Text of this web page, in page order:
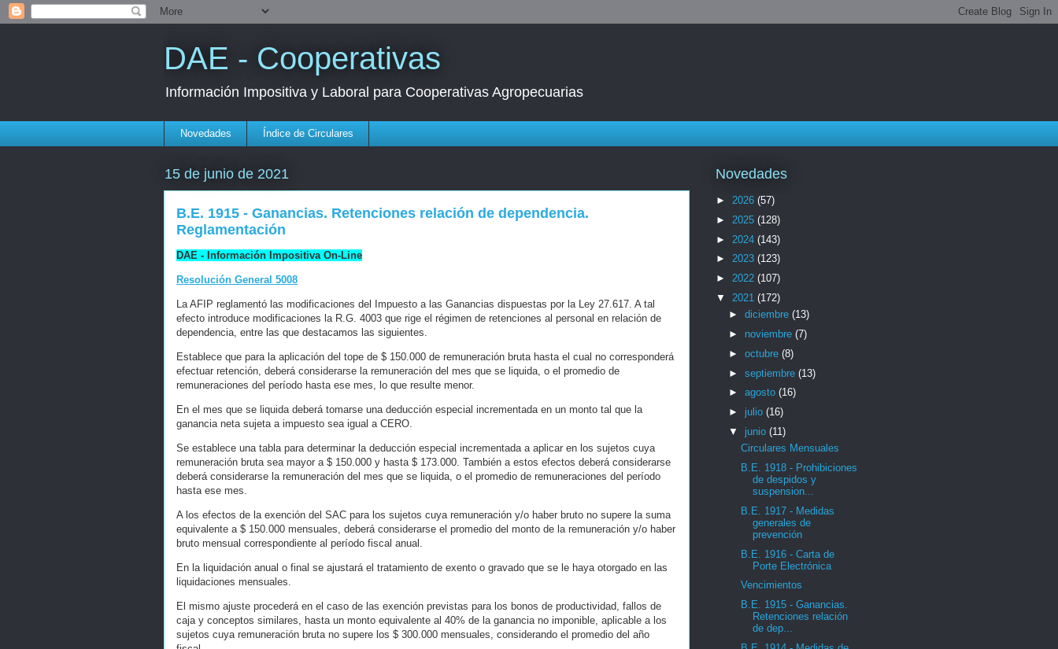
DAE - Cooperativas
Información Impositiva y Laboral para Cooperativas Agropecuarias
Novedades Índice de Circulares
15 de junio de 2021
B.E. 1915 - Ganancias. Retenciones relación de dependencia.
Reglamentación
DAE - Información Impositiva On-Line
Resolución General 5008
La AFIP reglamentó las modificaciones del Impuesto a las Ganancias dispuestas por la Ley 27.617. A tal
efecto introduce modificaciones la R.G. 4003 que rige el régimen de retenciones al personal en relación de
dependencia, entre las que destacamos las siguientes.
Establece que para la aplicación del tope de $ 150.000 de remuneración bruta hasta el cual no corresponderá
efectuar retención, deberá considerarse la remuneración del mes que se liquida, o el promedio de
remuneraciones del período hasta ese mes, lo que resulte menor.
En el mes que se liquida deberá tomarse una deducción especial incrementada en un monto tal que la
ganancia neta sujeta a impuesto sea igual a CERO.
Se establece una tabla para determinar la deducción especial incrementada a aplicar en los sujetos cuya
remuneración bruta sea mayor a $ 150.000 y hasta $ 173.000. También a estos efectos deberá considerarse
deberá considerarse la remuneración del mes que se liquida, o el promedio de remuneraciones del período
hasta ese mes.
A los efectos de la exención del SAC para los sujetos cuya remuneración y/o haber bruto no supere la suma
equivalente a $ 150.000 mensuales, deberá considerarse el promedio del monto de la remuneración y/o haber
bruto mensual correspondiente al período fiscal anual.
En la liquidación anual o final se ajustará el tratamiento de exento o gravado que se le haya otorgado en las
liquidaciones mensuales.
El mismo ajuste procederá en el caso de las exención previstas para los bonos de productividad, fallos de
caja y conceptos similares, hasta un monto equivalente al 40% de la ganancia no imponible, aplicable a los
sujetos cuya remuneración bruta no supere los $ 300.000 mensuales, considerando el promedio del año
Novedades
► 2026 (57)
► 2025 (128)
► 2024 (143)
► 2023 (123)
► 2022 (107)
▼ 2021 (172)
► diciembre (13)
► noviembre (7)
► octubre (8)
► septiembre (13)
► agosto (16)
► julio (16)
▼ junio (11)
Circulares Mensuales
B.E. 1918 - Prohibiciones
de despidos y
suspension...
B.E. 1917 - Medidas
generales de
prevención
B.E. 1916 - Carta de
Porte Electrónica
Vencimientos
B.E. 1915 - Ganancias.
Retenciones relación
de dep...